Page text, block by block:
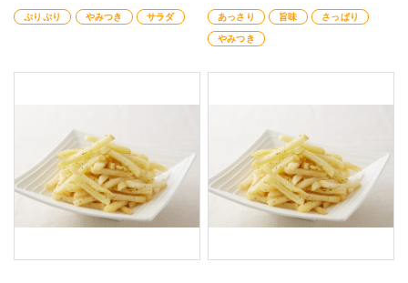
になります！
ぷりぷり やみつき サラダ レシピ考案：ぐっち夫婦
あっさり 旨味
さっぱり
やみつき